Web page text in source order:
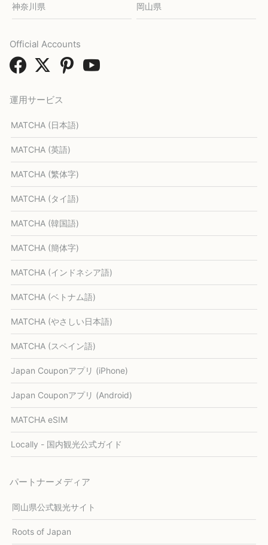
神奈川県 岡山県
運用サービス
MATCHA (日本語)
MATCHA (英語)
MATCHA (繁体字)
MATCHA (タイ語)
MATCHA (韓国語)
MATCHA (簡体字)
MATCHA (インドネシア語)
MATCHA (ベトナム語)
MATCHA (やさしい日本語)
MATCHA (スペイン語)
Japan Couponアプリ (iPhone)
Japan Couponアプリ (Android)
MATCHA eSIM
Locally - 国内観光公式ガイド
パートナーメディア
岡山県公式観光サイト
Roots of Japan
Official Accounts